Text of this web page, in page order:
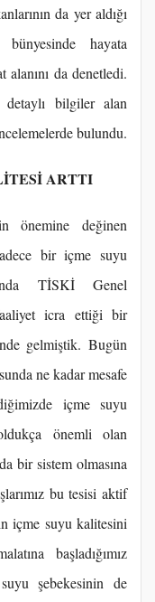
da yer aldığı
hayata
da denetledi.
bilgiler alan
bulundu.
ARTTI
önemine değinen
bir içme suyu
TİSKİ Genel
icra ettiği bir
gelmiştik. Bugün
ne kadar mesafe
içme suyu
oldukça önemli olan
bir sistem olmasına
bu tesisi aktif
içme suyu kalitesini
başladığımız
şebekesinin de